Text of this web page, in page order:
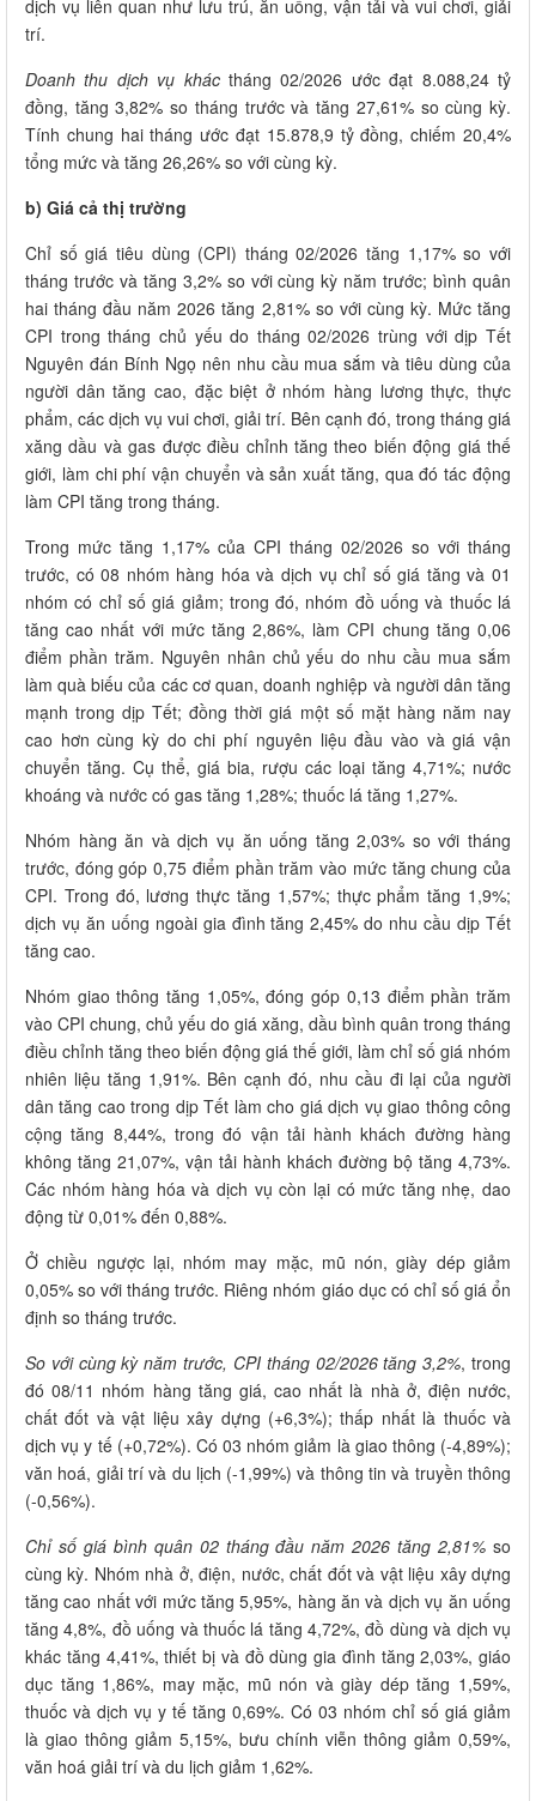
dịch vụ liên quan như lưu trú, ăn uống, vận tải và vui chơi, giải
trí.
Doanh thu dịch vụ kháctháng 02/2026 ước đạt 8.088,24 tỷ
đồng, tăng 3,82% so tháng trước và tăng 27,61% so cùng kỳ.
Tính chung hai tháng ước đạt 15.878,9 tỷ đồng, chiếm 20,4%
tổng mức và tăng 26,26% so với cùng kỳ.
b) Giá cả thị trường
Chỉ số giá tiêu dùng (CPI) tháng 02/2026 tăng 1,17% so với
tháng trước và tăng 3,2% so với cùng kỳ năm trước; bình quân
hai tháng đầu năm 2026 tăng 2,81% so với cùng kỳ. Mức tăng
CPI trong tháng chủ yếu do tháng 02/2026 trùng với dịp Tết
Nguyên đán Bính Ngọ nên nhu cầu mua sắm và tiêu dùng của
người dân tăng cao, đặc biệt ở nhóm hàng lương thực, thực
phẩm, các dịch vụ vui chơi, giải trí. Bên cạnh đó, trong tháng giá
xăng dầu và gas được điều chỉnh tăng theo biến động giá thế
giới, làm chi phí vận chuyển và sản xuất tăng, qua đó tác động
làm CPI tăng trong tháng.
Trong mức tăng 1,17% của CPI tháng 02/2026 so với tháng
trước, có 08 nhóm hàng hóa và dịch vụ chỉ số giá tăng và 01
nhóm có chỉ số giá giảm; trong đó, nhóm đồ uống và thuốc lá
tăng cao nhất với mức tăng 2,86%, làm CPI chung tăng 0,06
điểm phần trăm. Nguyên nhân chủ yếu do nhu cầu mua sắm
làm quà biếu của các cơ quan, doanh nghiệp và người dân tăng
mạnh trong dịp Tết; đồng thời giá một số mặt hàng năm nay
cao hơn cùng kỳ do chi phí nguyên liệu đầu vào và giá vận
chuyển tăng. Cụ thể, giá bia, rượu các loại tăng 4,71%; nước
khoáng và nước có gas tăng 1,28%; thuốc lá tăng 1,27%.
Nhóm hàng ăn và dịch vụ ăn uống tăng 2,03% so với tháng
trước, đóng góp 0,75 điểm phần trăm vào mức tăng chung của
CPI. Trong đó, lương thực tăng 1,57%; thực phẩm tăng 1,9%;
dịch vụ ăn uống ngoài gia đình tăng 2,45% do nhu cầu dịp Tết
tăng cao.
Nhóm giao thông tăng 1,05%, đóng góp 0,13 điểm phần trăm
vào CPI chung, chủ yếu do giá xăng, dầu bình quân trong tháng
điều chỉnh tăng theo biến động giá thế giới, làm chỉ số giá nhóm
nhiên liệu tăng 1,91%. Bên cạnh đó, nhu cầu đi lại của người
dân tăng cao trong dịp Tết làm cho giá dịch vụ giao thông công
cộng tăng 8,44%, trong đó vận tải hành khách đường hàng
không tăng 21,07%, vận tải hành khách đường bộ tăng 4,73%.
Các nhóm hàng hóa và dịch vụ còn lại có mức tăng nhẹ, dao
động từ 0,01% đến 0,88%.
Ở chiều ngược lại, nhóm may mặc, mũ nón, giày dép giảm
0,05% so với tháng trước. Riêng nhóm giáo dục có chỉ số giá ổn
định so tháng trước.
So với cùng kỳ năm trước, CPI tháng 02/2026 tăng 3,2%, trong
đó 08/11 nhóm hàng tăng giá, cao nhất là nhà ở, điện nước,
chất đốt và vật liệu xây dựng (+6,3%); thấp nhất là thuốc và
dịch vụ y tế (+0,72%). Có 03 nhóm giảm là giao thông (-4,89%);
văn hoá, giải trí và du lịch (-1,99%) và thông tin và truyền thông
(-0,56%).
Chỉ số giá bình quân 02 tháng đầu năm 2026 tăng 2,81% so
cùng kỳ. Nhóm nhà ở, điện, nước, chất đốt và vật liệu xây dựng
tăng cao nhất với mức tăng 5,95%, hàng ăn và dịch vụ ăn uống
tăng 4,8%, đồ uống và thuốc lá tăng 4,72%, đồ dùng và dịch vụ
khác tăng 4,41%, thiết bị và đồ dùng gia đình tăng 2,03%, giáo
dục tăng 1,86%, may mặc, mũ nón và giày dép tăng 1,59%,
thuốc và dịch vụ y tế tăng 0,69%. Có 03 nhóm chỉ số giá giảm
là giao thông giảm 5,15%, bưu chính viễn thông giảm 0,59%,
văn hoá giải trí và du lịch giảm 1,62%.